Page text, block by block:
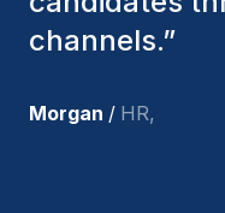
team members.
Joakin / Deputy-